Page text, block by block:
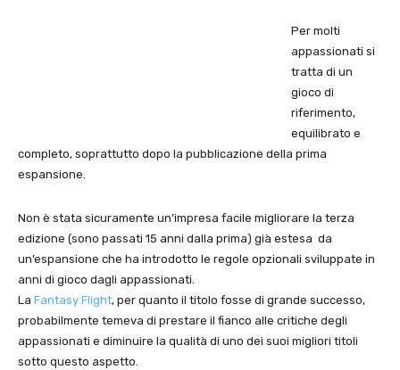
Per molti
appassionati si
tratta di un
gioco di
riferimento,
equilibrato e
completo, soprattutto dopo la pubblicazione della prima
espansione.
Non è stata sicuramente un’impresa facile migliorare la terza
edizione (sono passati 15 anni dalla prima) già estesa da
un’espansione che ha introdotto le regole opzionali sviluppate in
anni di gioco dagli appassionati.
La Fantasy Flight, per quanto il titolo fosse di grande successo,
probabilmente temeva di prestare il fianco alle critiche degli
appassionati e diminuire la qualità di uno dei suoi migliori titoli
sotto questo aspetto.